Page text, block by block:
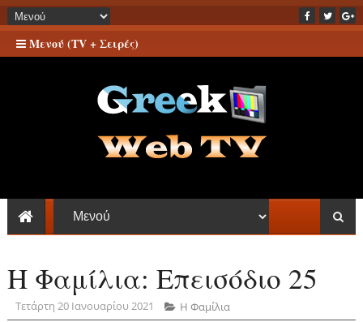
Μενού (TV + Σειρές)
Η Φαμίλια: Επεισόδιο 25
Τετάρτη 20 Ιανουαρίου 2021 Η Φαμίλια